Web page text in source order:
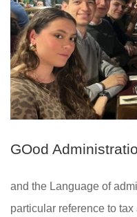
GOod
and the Language of
particular reference to